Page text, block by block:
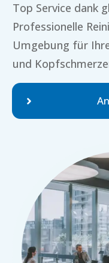
Top Service dank
Professionelle
Umgebung für
und